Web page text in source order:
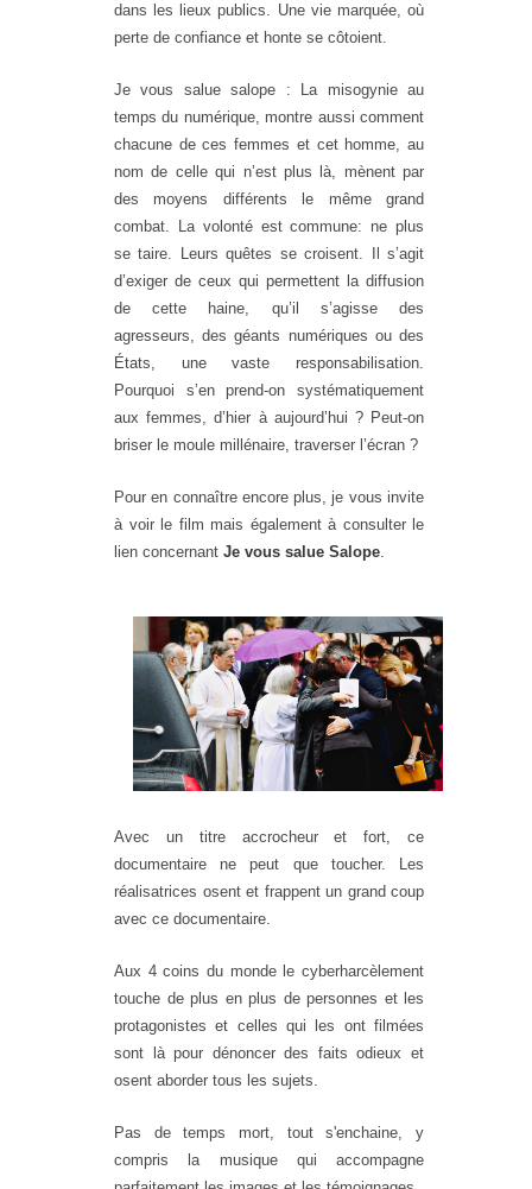
dans les lieux publics. Une vie marquée, où
perte de confiance et honte se côtoient.
Je vous salue salope : La misogynie au
temps du numérique, montre aussi comment
chacune de ces femmes et cet homme, au
nom de celle qui n’est plus là, mènent par
des moyens différents le même grand
combat. La volonté est commune: ne plus
se taire. Leurs quêtes se croisent. Il s’agit
d’exiger de ceux qui permettent la diffusion
de cette haine, qu’il s’agisse des
agresseurs, des géants numériques ou des
États, une vaste responsabilisation.
Pourquoi s’en prend-on systématiquement
aux femmes, d’hier à aujourd’hui ? Peut-on
briser le moule millénaire, traverser l’écran ?
Pour en connaître encore plus, je vous invite
à voir le film mais également à consulter le
lien concernant Je vous salue Salope.
Avec un titre accrocheur et fort, ce
documentaire ne peut que toucher. Les
réalisatrices osent et frappent un grand coup
avec ce documentaire.
Aux 4 coins du monde le cyberharcèlement
touche de plus en plus de personnes et les
protagonistes et celles qui les ont filmées
sont là pour dénoncer des faits odieux et
osent aborder tous les sujets.
Pas de temps mort, tout s'enchaine, y
compris la musique qui accompagne